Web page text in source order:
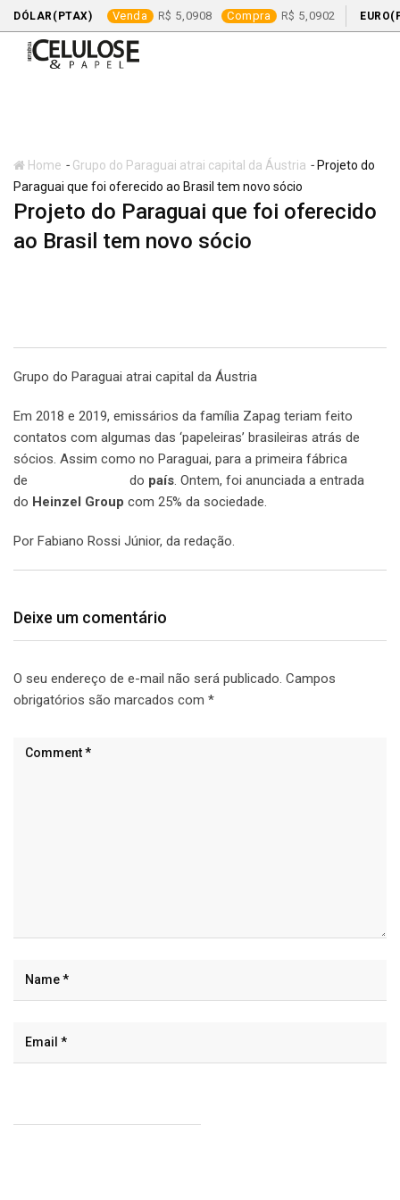
DÓLAR(PTAX) Venda 5,0908 Compra 5,0902
Home - Grupo do Paraguai atrai capital da Áustria - Projeto do
Paraguai que foi oferecido ao Brasil tem novo sócio
Projeto do Paraguai que foi oferecido
ao Brasil tem novo sócio
Grupo do Paraguai atrai capital da Áustria
Em 2018 e 2019, emissários da família Zapag teriam feito
contatos com algumas das ‘papeleiras’ brasileiras atrás de
sócios. Assim como no Paraguai, para a primeira fábrica
de
do país. Ontem, foi anunciada a entrada
do Heinzel Group com 25% da sociedade.
Por Fabiano Rossi Júnior, da redação.
Deixe um comentário
O seu endereço de e-mail não será publicado. Campos
obrigatórios são marcados com *